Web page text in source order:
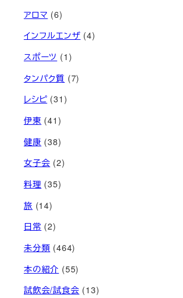
アロマ (6)
インフルエンザ (4)
スポーツ (1)
タンパク質 (7)
レシピ(31)
伊東 (41)
健康 (38)
女子会 (2)
料理 (35)
旅 (14)
日常 (2)
未分類 (464)
本の紹介 (55)
試飲会/試食会 (13)